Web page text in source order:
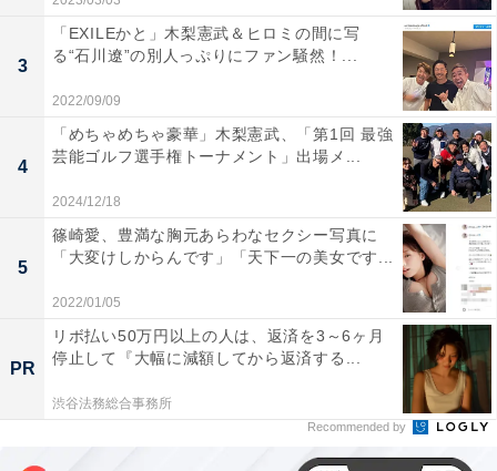
3
「EXILEかと」木梨憲武＆ヒロミの間に写
る“石川遼”の別人っぷりにファン騒然！...
2022/09/09
4
「めちゃめちゃ豪華」木梨憲武、「第1回 最強
芸能ゴルフ選手権トーナメント」出場メ...
2024/12/18
5
篠崎愛、豊満な胸元あらわなセクシー写真に
「大変けしからんです」「天下一の美女です...
2022/01/05
PR
リボ払い50万円以上の人は、返済を3～6ヶ月
停止して『大幅に減額してから返済する...
渋谷法務総合事務所
Recommended by